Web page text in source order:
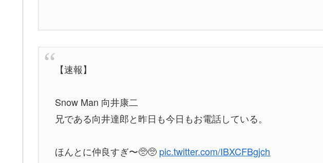
【速報】
Snow Man 向井康二
兄である向井達郎と昨日も今日もお電話している。
ほんとに仲良すぎ〜🥺🥺 pic.twitter.com/IBXCFBgjch